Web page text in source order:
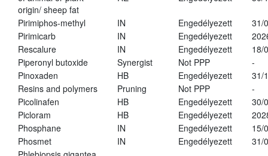
origin/ sheep fat
Pirimiphos-methyl IN Engedélyezett
31/
Pirimicarb
IN Engedélyezett
Rescalure
IN Engedélyezett
18/
Piperonyl butoxide
Synergist Not PPP
-
Pinoxaden
HB Engedélyezett
31/
Resins and polymers
Pruning Not PPP
-
Picolinafen
HB Engedélyezett
30/
Picloram
HB Engedélyezett
Phosphane
IN Engedélyezett
15/
Phosmet
IN Engedélyezett
31/